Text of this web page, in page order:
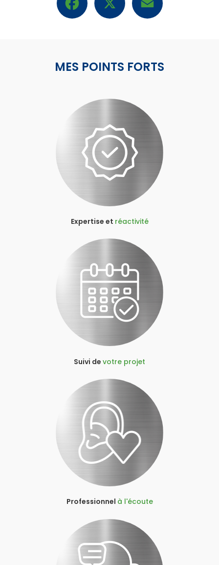
MES POINTS FORTS
Expertise et réactivité
Suivi de votre projet
Professionnel à l'écoute